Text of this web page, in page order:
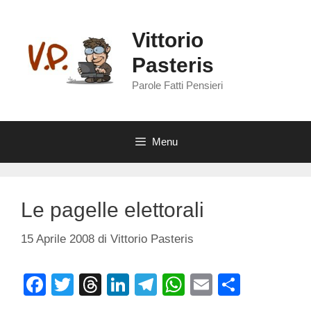
contenuto
Vittorio
Pasteris
Parole Fatti Pensieri
Menu
Le pagelle elettorali
15 Aprile 2008 di Vittorio Pasteris
F
T
T
Li
T
W E